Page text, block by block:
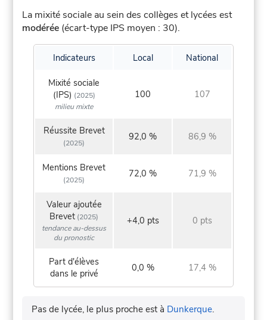
La mixité sociale au sein des collèges et lycées est
modérée (écart-type IPS moyen : 30).
Indicateurs Local National
Mixité sociale
(IPS) (2025)
milieu mixte
100 107
Réussite Brevet
(2025)
92,0 % 86,9 %
Mentions Brevet
(2025)
72,0 % 71,9 %
Valeur ajoutée
Brevet (2025)
tendance au-dessus
du pronostic
+4,0 pts 0 pts
Part d'élèves
dans le privé
0,0 % 17,4 %
Pas de lycée, le plus proche est à Dunkerque.